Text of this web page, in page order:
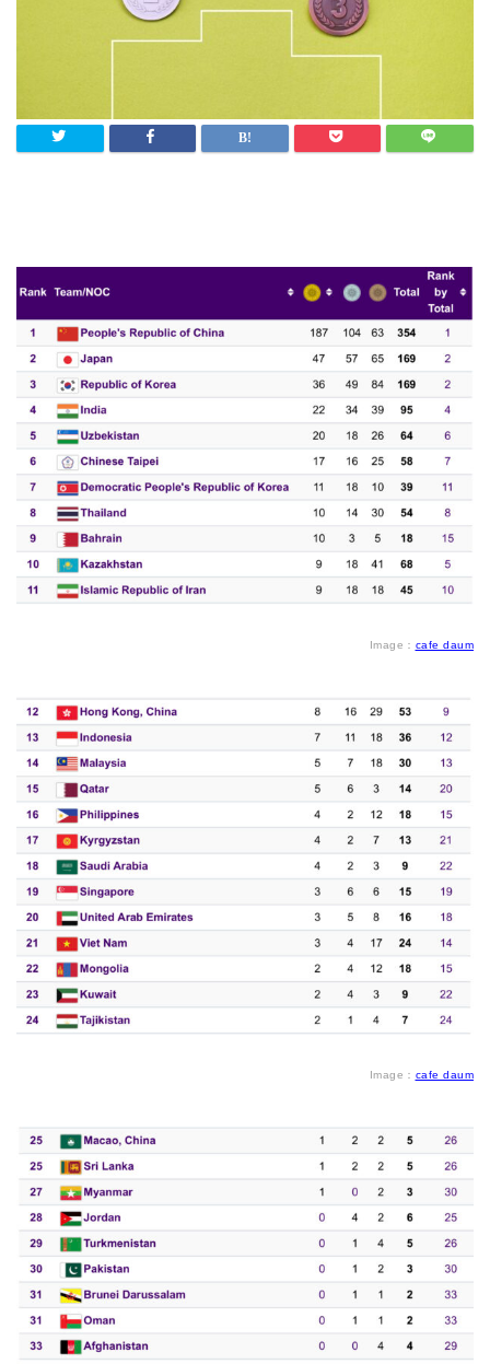
Image： cafe daum
Image： cafe daum